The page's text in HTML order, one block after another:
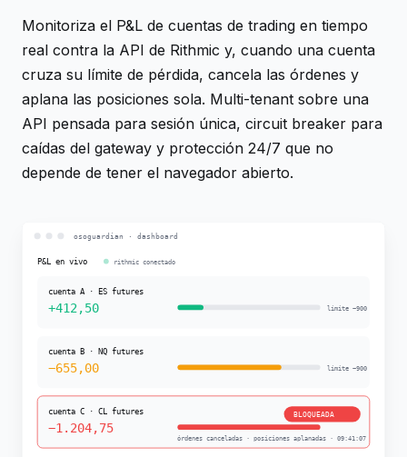
Monitoriza el P&L de cuentas de trading en tiempo
real contra la API de Rithmic y, cuando una cuenta
cruza su límite de pérdida, cancela las órdenes y
aplana las posiciones sola. Multi-tenant sobre una
API pensada para sesión única, circuit breaker para
caídas del gateway y protección 24/7 que no
depende de tener el navegador abierto.